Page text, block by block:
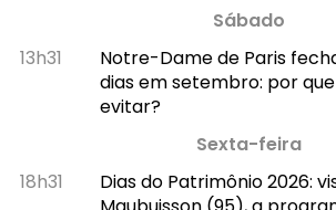
Sábado
13h31
Notre-Dame de Paris
dias em setembro: por
evitar?
Sexta-feira
18h31
Dias do Patrimônio 2026: